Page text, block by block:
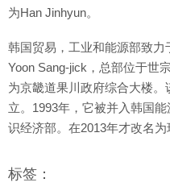
为Han Jinhyun。
韩国贸易，工业和能源部致
Yoon Sang-jick，总部位于世
为京畿道果川政府综合大楼
立。1993年，它被并入韩国
识经济部。在2013年才改名为
标签：